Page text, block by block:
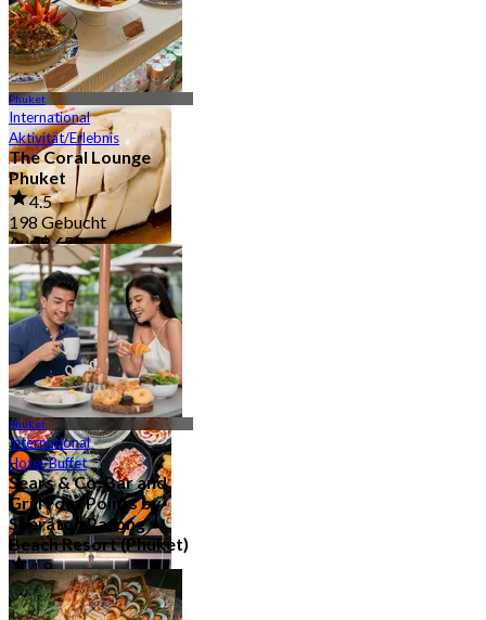
Am Wasser
16 Outlets
Restaurantkette
14 Outlets
Buffet
13 Outlets
Phuket
International
Aktivität/Erlebnis
The Coral Lounge
Phuket
4.5
198 Gebucht
Aus฿ 650
Phuket
International
Hotel-Buffet
Sears & Co. Bar and
Grill Four Points by
Sheraton Patong
Beach Resort (Phuket)
4.9
1.2K Gebucht
Aus฿ 795